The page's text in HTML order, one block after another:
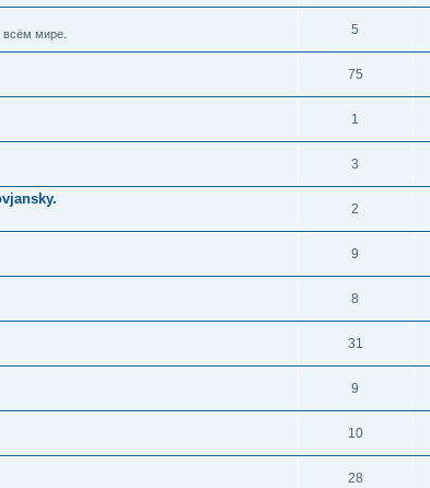
мире. 5
75
1
3
2
9
8
31
9
10
28